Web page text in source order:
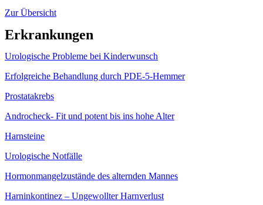
Zur Übersicht
Erkrankungen
Urologische Probleme bei Kinderwunsch
Erfolgreiche Behandlung durch PDE-5-Hemmer
Prostatakrebs
Androcheck- Fit und potent bis ins hohe Alter
Harnsteine
Urologische Notfälle
Hormonmangel­zustände des alternden Mannes
Harninkontinez – Ungewollter Harnverlust